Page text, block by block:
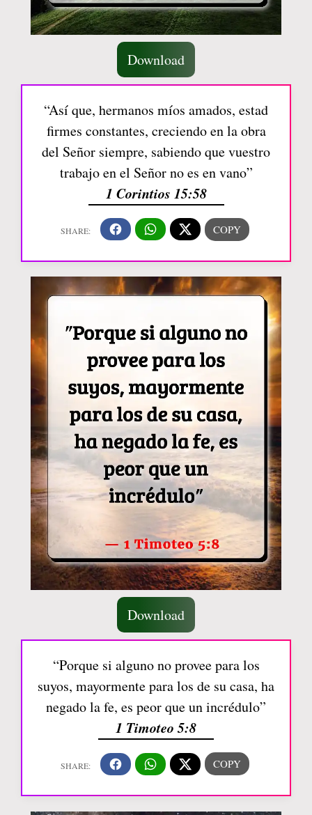
Download
“Así que, hermanos míos amados, estad
firmes constantes, creciendo en la obra
del Señor siempre, sabiendo que vuestro
trabajo en el Señor no es en vano”
1 Corintios 15:58
Download
“Porque si alguno no provee para los
suyos, mayormente para los de su casa, ha
negado la fe, es peor que un incrédulo”
1 Timoteo 5:8